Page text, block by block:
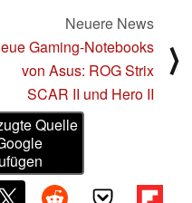
Neuere News
Gaming-Notebooks
von Asus: ROG Strix
SCAR II und Hero II
⟩
Quelle